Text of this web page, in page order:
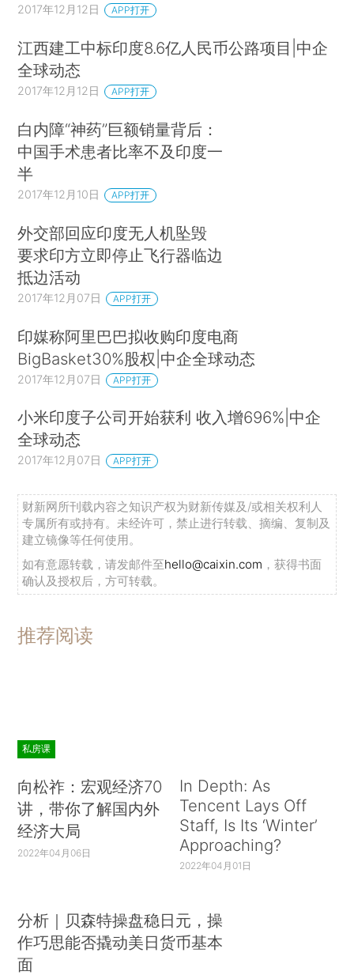
2017年12月12日 APP打开
江西建工中标印度8.6亿人民币公路项目|中企
全球动态
2017年12月12日 APP打开
白内障“神药”巨额销量背后：
中国手术患者比率不及印度一
半
2017年12月10日 APP打开
外交部回应印度无人机坠毁
要求印方立即停止飞行器临边
抵边活动
2017年12月07日 APP打开
印媒称阿里巴巴拟收购印度电商
BigBasket30%股权|中企全球动态
2017年12月07日 APP打开
小米印度子公司开始获利 收入增696%|中企
全球动态
2017年12月07日 APP打开
财新网所刊载内容之知识产权为财新传媒及/或相关权利人
专属所有或持有。未经许可，禁止进行转载、摘编、复制及
建立镜像等任何使用。
如有意愿转载，请发邮件至hello@caixin.com ，获得书面
确认及授权后，方可转载。
推荐阅读
私房课
向松祚：宏观经济70
讲，带你了解国内外
经济大局
2022年04月06日
In Depth: As
Tencent Lays Off
Staff, Is Its ‘Winter’
Approaching?
2022年04月01日
分析｜贝森特操盘稳日元，操
作巧思能否撬动美日货币基本
面